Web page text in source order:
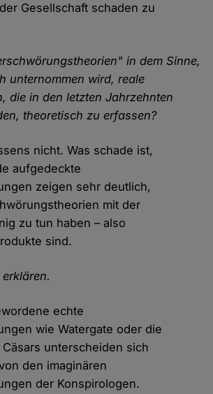
Gesellschaft schaden zu
in dem Sinne,
unternommen wird, reale
die in den letzten Jahrzehnten
theoretisch zu erfassen?
nicht. Was schade ist,
aufgedeckte
zeigen sehr deutlich,
mit der
zu tun haben – also
sind.
echte
wie Watergate oder die
Cäsars unterscheiden sich
den imaginären
der Konspirologen.